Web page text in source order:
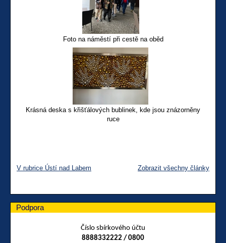
Foto na náměstí při cestě na oběd
Krásná deska s křišťálových bublinek, kde jsou znázorněny
ruce
V rubrice Ústí nad Labem Zobrazit všechny články
Podpora
Číslo sbírkového účtu
8888332222 / 0800